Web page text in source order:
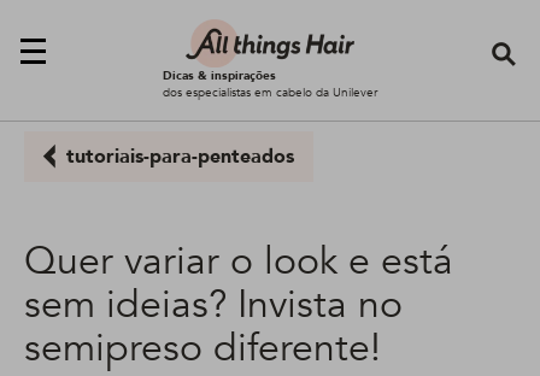
Dicas & inspirações
dos especialistas em cabelo da Unilever
tutoriais-para-penteados
Quer variar o look e está
sem ideias? Invista no
semipreso diferente!